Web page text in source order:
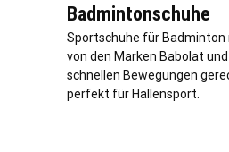
Badmintonschuhe
Sportschuhe für Badminton
von den Marken Babolat
schnellen Bewegungen
perfekt für Hallensport.